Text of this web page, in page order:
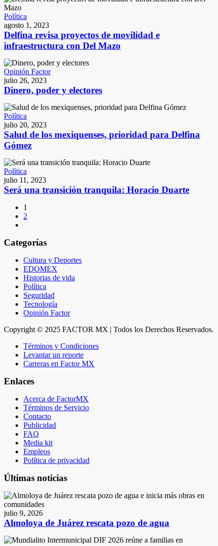
Política
agosto 1, 2023
Delfina revisa proyectos de movilidad e
infraestructura con Del Mazo
Opinión Factor
julio 26, 2023
Dinero, poder y electores
Política
julio 20, 2023
Salud de los mexiquenses, prioridad para Delfina
Gómez
Política
julio 11, 2023
Será una transición tranquila: Horacio Duarte
1
2
Categorías
Cultura y Deportes
EDOMEX
Historias de vida
Política
Seguridad
Tecnología
Opinión Factor
Copyright © 2025 FACTOR MX | Todos los Derechos Reservados.
Términos y Condiciones
Levantar un reporte
Carreras en Factor MX
Enlaces
Acerca de FactorMX
Términos de Servicio
Contacto
Publicidad
FAQ
Media kit
Empleos
Política de privacidad
Últimas noticias
julio 9, 2026
Almoloya de Juárez rescata pozo de agua